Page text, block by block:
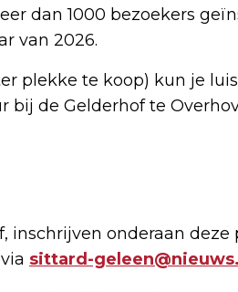
dan 1000 bezoekers
van 2026.
plekke te koop) kun je
bij de Gelderhof te
inschrijven onderaan deze
sittard-